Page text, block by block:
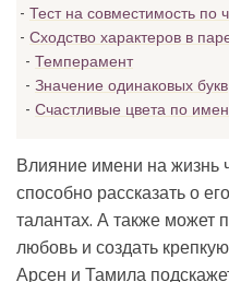
Тест на совместимость по
Сходство характеров в
Темперамент
Значение одинаковых букв
Счастливые цвета по
Влияние имени на жизнь
способно рассказать о
талантах. А также может
любовь и создать
Арсен и Тамила